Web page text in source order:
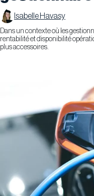
Isabelle Havasy
Dans un contexte où les
rentabilité et disponibilité
plus accessoires.